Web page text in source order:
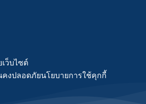
ว็บไซต์
คงปลอดภัยนโยบายการใช้คุกกี้